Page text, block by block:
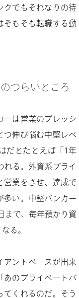
クでもそれなりの待
そもそも転職する動
つらいところ
ーは営業のプレッシ
つ伸び悩む中堅レベ
だとたとえば「1年
れる。外資系プライ
営業をさせ、達成で
多い。中堅バンカー
まで、毎年預かり資
る。
アントベースが出来
あのプライベートバ
てくれるのだ。そう